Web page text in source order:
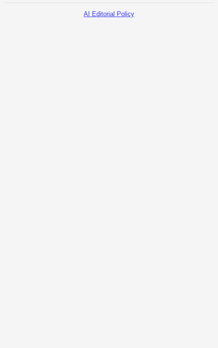
AI Editorial Policy